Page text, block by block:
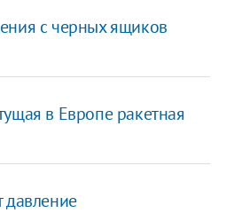
с черных ящиков
в Европе ракетная
давление